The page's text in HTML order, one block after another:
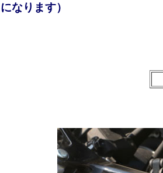
になります）